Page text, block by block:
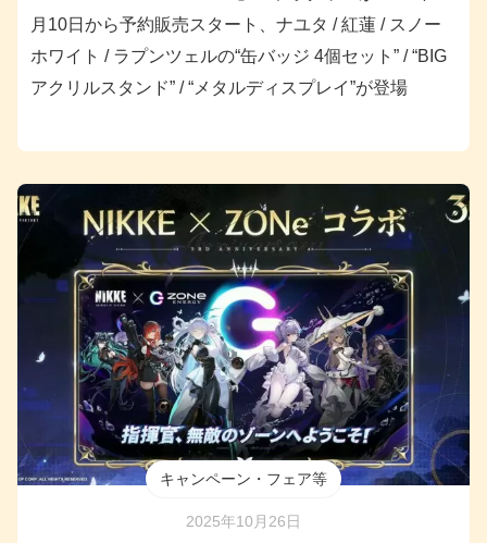
月10日から予約販売スタート、ナユタ / 紅蓮 / スノー
ホワイト / ラプンツェルの“缶バッジ 4個セット” / “BIG
アクリルスタンド” / “メタルディスプレイ”が登場
キャンペーン・フェア等
2025年10月26日